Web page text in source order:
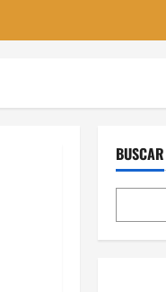
BUSCAR